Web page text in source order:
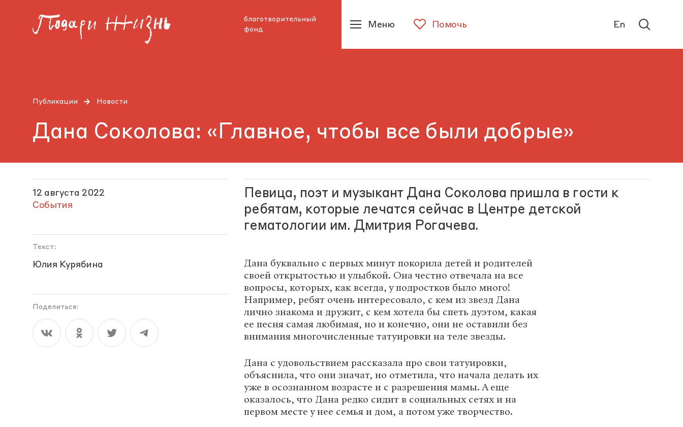
благотворительный
фонд
Помочь
Меню En
Публикации Новости
Дана Соколова: «Главное, чтобы все были добрые»
12 августа 2022
События
Текст:
Юлия Курябина
Поделиться:
Певица, поэт и музыкант Дана Соколова пришла в гости к
ребятам, которые лечатся сейчас в Центре детской
гематологии им. Дмитрия Рогачева.
Дана буквально с первых минут покорила детей и родителей
своей открытостью и улыбкой. Она честно отвечала на все
вопросы, которых, как всегда, у подростков было много!
Например, ребят очень интересовало, с кем из звезд Дана
лично знакома и дружит, с кем хотела бы спеть дуэтом, какая
ее песня самая любимая, но и конечно, они не оставили без
внимания многочисленные татуировки на теле звезды.
Дана с удовольствием рассказала про свои татуировки,
объяснила, что они значат, но отметила, что начала делать их
уже в осознанном возрасте и с разрешения мамы. А еще
оказалось, что Дана редко сидит в социальных сетях и на
первом месте у нее семья и дом, а потом уже творчество.